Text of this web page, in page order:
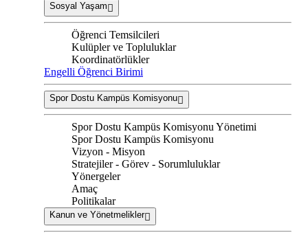
Sosyal Yaşam
Öğrenci Temsilcileri
Kulüpler ve Topluluklar
Koordinatörlükler
Engelli Öğrenci Birimi
Spor Dostu Kampüs Komisyonu
Spor Dostu Kampüs Komisyonu Yönetimi
Spor Dostu Kampüs Komisyonu
Vizyon - Misyon
Stratejiler - Görev - Sorumluluklar
Yönergeler
Amaç
Politikalar
Kanun ve Yönetmelikler